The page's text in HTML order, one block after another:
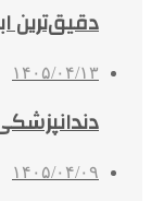
دقیق‌ترین
۱۴۰۵/۰۴/۱۳
۱۴۰۵/۰۴/۰۹